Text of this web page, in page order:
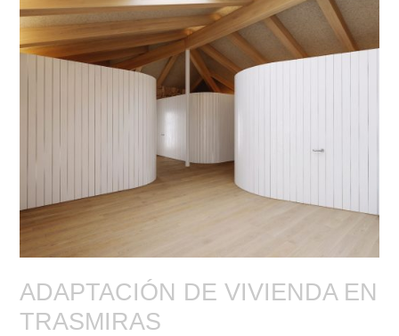
ADAPTACIÓN DE VIVIENDA EN
TRASMIRAS